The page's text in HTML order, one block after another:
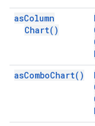
asColumn
Chart( )
asComboChart( )